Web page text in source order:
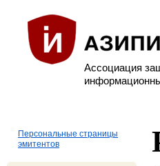
Ассоциация
Персональные страницы
эмитентов